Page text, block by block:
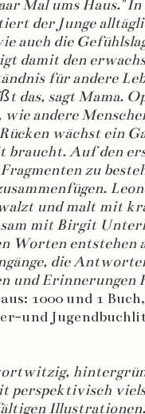
Mal ums Haus."
der Junge
auch die
damit den
für andere
das, sagt Mama.
andere
wächst ein
braucht. Auf den
zu
und malt mit
mit Birgit
Worten entstehen
die
und Erinnerungen
1000 und 1
und
perspektivisch
Illustrationen.